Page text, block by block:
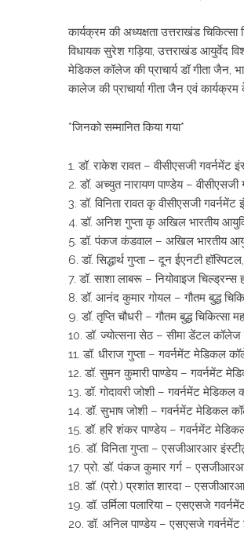
कार्यक्रम की अध्यक्षता उत्तराखंड
विधायक सुरेश गड़िया, उत्तराखंड आयुर्वेद
मेडिकल कॉलेज की प्राचार्य डॉ गीता जैन,
कालेज की प्राचार्या गीता जैन एवं
*जिनको सम्मानित किया गया*
1. डॉ. राकेश रावत – वीसीएसजी
2. डॉ. अच्युत नारायण पाण्डेय –
3. डॉ. विनिता रावत कृ वीसीएसजी
4. डॉ. अनिश गुप्ता कृ अखिल भारतीय
5. डॉ. पंकज कंडवाल – अखिल भारतीय
6. डॉ. सिद्धार्थ गुप्ता – दून ईएनटी
7. डॉ. साशा लाबरू – नियोवाइज चिल्ड्रन्स
8. डॉ. आनंद कुमार गोयल – गौतम बुद्ध
9. डॉ. तृप्ति चौधरी – गौतम बुद्ध चिकित्सा
10. डॉ. ज्योत्सना सेठ – सीमा डेंटल
11. डॉ. धीराज गुप्ता – गवर्नमेंट मेडिकल
12. डॉ. सुमन कुमारी पाण्डेय – गवर्नमेंट
13. डॉ. गोदावरी जोशी – गवर्नमेंट मेडिकल
14. डॉ. सुभाष जोशी – गवर्नमेंट मेडिकल
15. डॉ. हरि शंकर पाण्डेय – गवर्नमेंट
16. डॉ. विनिता गुप्ता – एसजीआरआर
17. प्रो. डॉ. पंकज कुमार गर्ग –
18. डॉ. (प्रो.) प्रशांत शारदा –
19. डॉ. उर्मिला पलारिया – एसएसजे
20. डॉ. अनिल पाण्डेय – एसएसजे